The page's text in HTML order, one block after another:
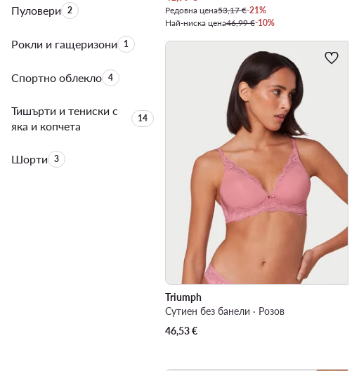
ПуловериБрой на продуктите:
2
Рокли и гащеризониБрой на продуктите:
1
Спортно облеклоБрой на продуктите:
4
Тишърти и тениски с
яка и копчета
Брой на продуктите:
14
ШортиБрой на продуктите:
3
Редовна цена53,17 €-21%
Най-ниска цена46,99 €-10%
Triumph
Сутиен без банели · Розов
46,53€